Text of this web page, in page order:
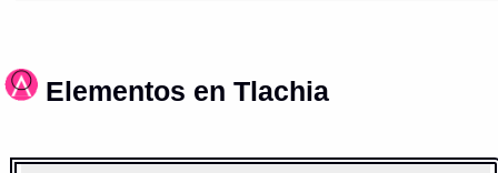
Elementos en Tlachia